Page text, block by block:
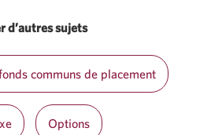
d’autres sujets
communs de placement
Options